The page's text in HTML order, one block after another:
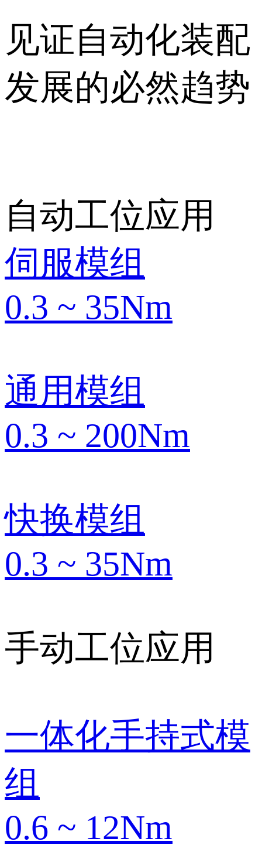
见证自动化装配
发展的必然趋势
自动工位应用
伺服模组
0.3 ~ 35Nm
通用模组
0.3 ~ 200Nm
快换模组
0.3 ~ 35Nm
手动工位应用
一体化手持式模
组
0.6 ~ 12Nm